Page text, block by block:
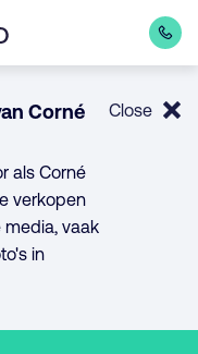
Corné
als Corné
verkopen
media, vaak
in
Close